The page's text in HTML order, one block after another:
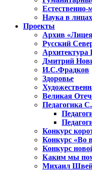
Естественно-
Наука в лицах
Проекты
Архив
Русский
Архитектура
Дмитрий
И.С.Фрадков
Здоровье
Великая
Педагогика
Конкурс
Конкурс «Во
Конкурс
Каким мы
Михаил